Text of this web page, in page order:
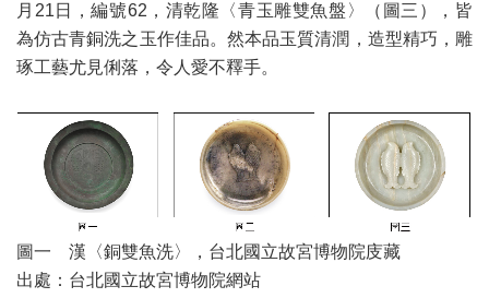
月21日，編號62，清乾隆〈青玉雕雙魚盤〉（圖三），皆
為仿古青銅洗之玉作佳品。然本品玉質清潤，造型精巧，雕
琢工藝尤見俐落，令人愛不釋手。
圖一 漢〈銅雙魚洗〉，台北國立故宮博物院庋藏
出處：台北國立故宮博物院網站